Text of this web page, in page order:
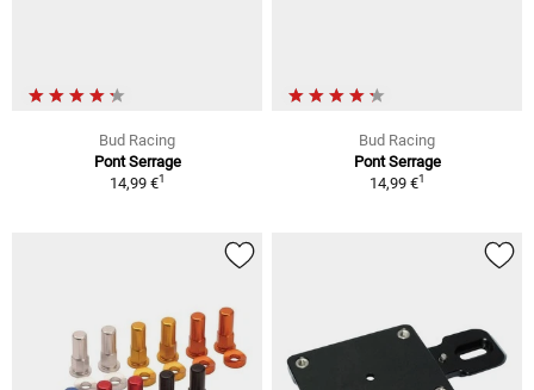
Bud Racing
Pont Serrage
14,99 €1
Bud Racing
Pont Serrage
14,99 €1